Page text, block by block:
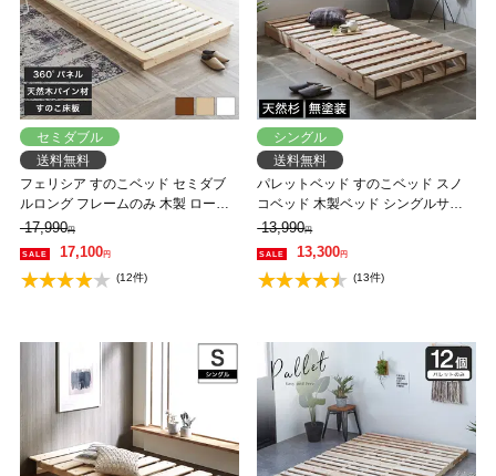
セミダブル
送料無料
フェリシア すのこベッド セミダブ
ルロング フレームのみ 木製 ローベ
ッド 天然木 ロング パイン材 |ナチュ
ラル ホワイト ブラウン 棚
17,990円
17,100円
(12件)
シングル
送料無料
パレットベッド すのこベッド スノ
コベッド 木製ベッド シングルサイ
ズ シングルベッド ローベッド ヘッ
ドレスベッド 簡単組立 天然木すの
こベッド おしゃれ
13,990円
13,300円
(13件)